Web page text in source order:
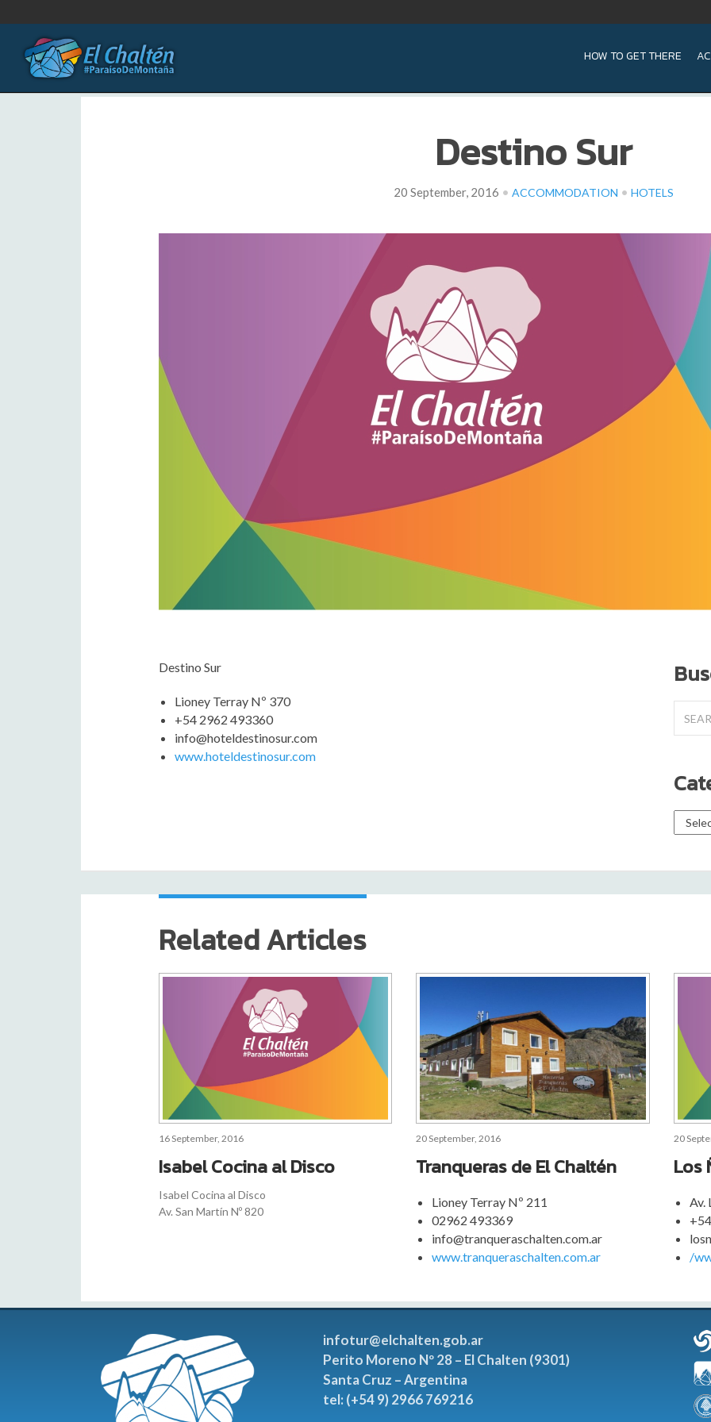
HOW TO GET THERE
Destino Sur
20 September, 2016 • ACCOMMODATION • HOTELS
Destino Sur
Lioney Terray Nº 370
+54 2962 493360
info@hoteldestinosur.com
www.hoteldestinosur.com
for:
Related Articles
16 September, 2016
Isabel Cocina al Disco
Isabel Cocina al Disco
Av. San Martín Nº 820
20 September, 2016
Tranqueras de El Chaltén
Lioney Terray Nº 211
02962 493369
info@tranqueraschalten.com.ar
www.tranqueraschalten.com.ar
20
Los
Av.
/
infotur@elchalten.gob.ar
Perito Moreno Nº 28 – El Chalten (9301)
Santa Cruz – Argentina
tel: (+54 9) 2966 769216